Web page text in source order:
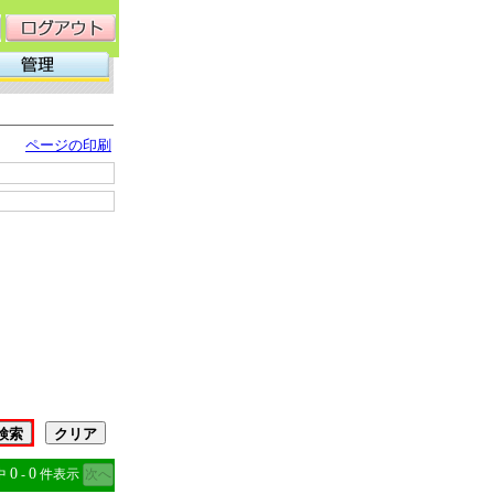
ページの印刷
0 ‐ 0 件表示